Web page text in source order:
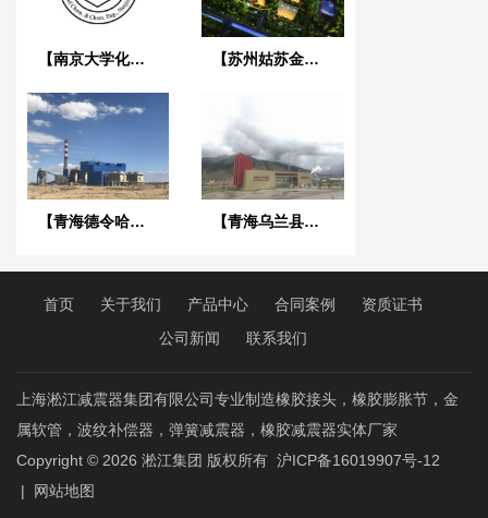
【南京大学化学化工学院】弹簧减震器合同 【苏州姑苏金茂府项目】采用上海淞江橡胶接头
【青海德令哈陕鼓能源项目】大口径橡胶接头 【青海乌兰县庆华集团】矿用金属软管
首页 关于我们 产品中心 合同案例
资质证书
公司新闻
联系我们
上海淞江减震器集团有限公司专业制造橡胶接头，橡胶膨胀节，金
属软管，波纹补偿器，弹簧减震器，橡胶减震器实体厂家
Copyright © 2026 淞江集团 版权所有 沪ICP备16019907号-12
|
网站地图